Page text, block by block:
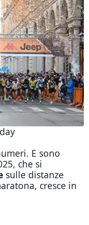
E sono
che si
sulle distanze
cresce in